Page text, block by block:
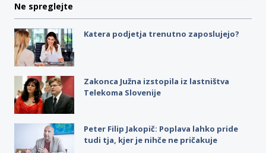
Ne spreglejte
Katera podjetja trenutno zaposlujejo?
Zakonca Južna izstopila iz lastništva
Telekoma Slovenije
Peter Filip Jakopič: Poplava lahko pride
tudi tja, kjer je nihče ne pričakuje